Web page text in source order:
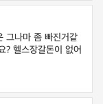
그나마 좀 빠진거같
? 헬스장갈돈이 없어